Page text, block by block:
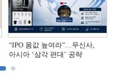
“IPO 몸값 높여라”…무신사,
아시아 ‘삼각 편대’ 공략